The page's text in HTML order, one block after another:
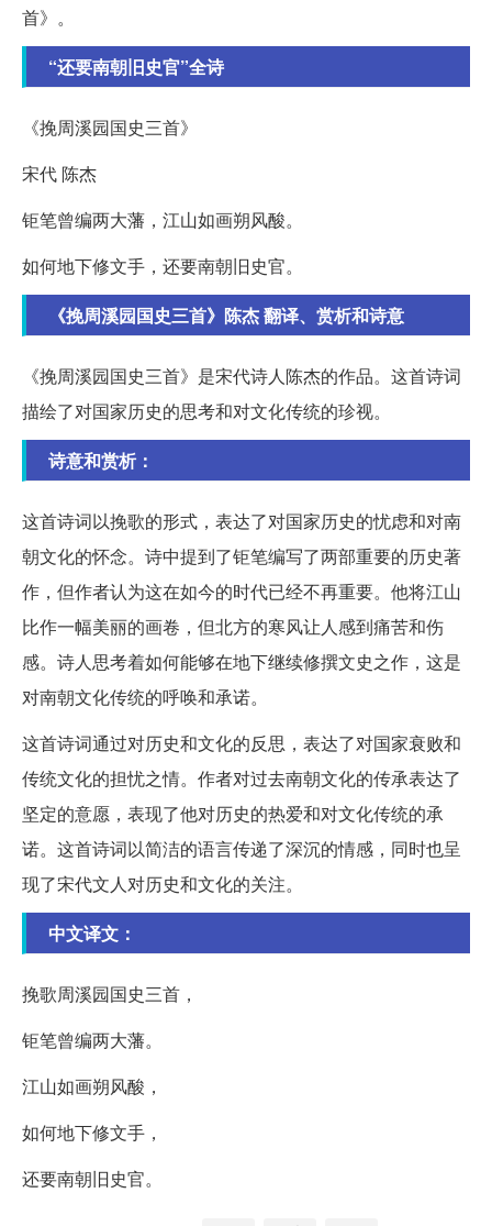
首》。
“还要南朝旧史官”全诗
《挽周溪园国史三首》
宋代 陈杰
钜笔曾编两大藩，江山如画朔风酸。
如何地下修文手，还要南朝旧史官。
《挽周溪园国史三首》陈杰 翻译、赏析和诗意
《挽周溪园国史三首》是宋代诗人陈杰的作品。这首诗词
描绘了对国家历史的思考和对文化传统的珍视。
诗意和赏析：
这首诗词以挽歌的形式，表达了对国家历史的忧虑和对南
朝文化的怀念。诗中提到了钜笔编写了两部重要的历史著
作，但作者认为这在如今的时代已经不再重要。他将江山
比作一幅美丽的画卷，但北方的寒风让人感到痛苦和伤
感。诗人思考着如何能够在地下继续修撰文史之作，这是
对南朝文化传统的呼唤和承诺。
这首诗词通过对历史和文化的反思，表达了对国家衰败和
传统文化的担忧之情。作者对过去南朝文化的传承表达了
坚定的意愿，表现了他对历史的热爱和对文化传统的承
诺。这首诗词以简洁的语言传递了深沉的情感，同时也呈
现了宋代文人对历史和文化的关注。
中文译文：
挽歌周溪园国史三首，
钜笔曾编两大藩。
江山如画朔风酸，
如何地下修文手，
还要南朝旧史官。